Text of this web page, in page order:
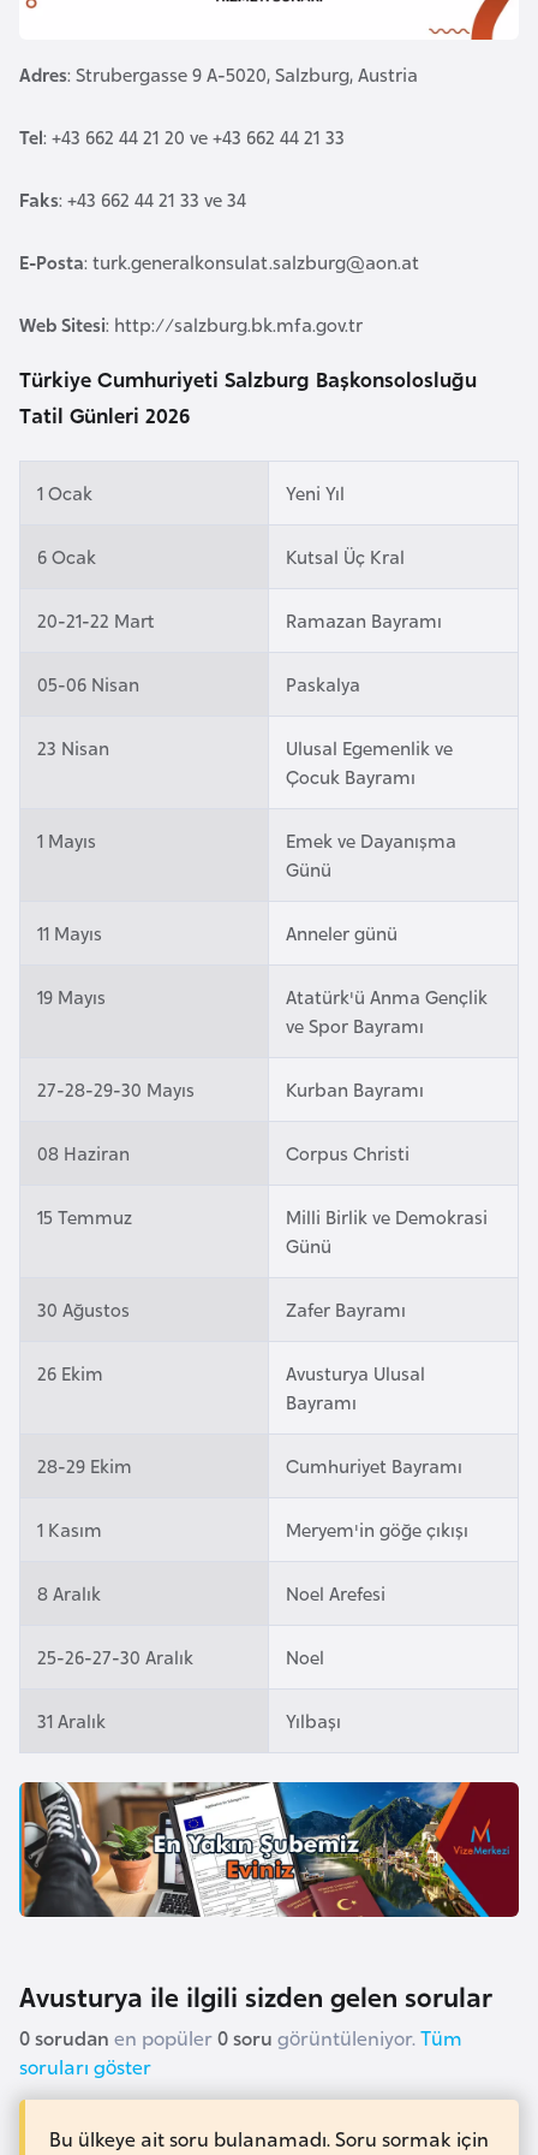
e
i
Adres: Strubergasse 9 A-5020, Salzburg, Austria
Tel: +43 662 44 21 20 ve +43 662 44 21 33
Faks: +43 662 44 21 33 ve 34
E-Posta: turk.generalkonsulat.salzburg@aon.at
Web Sitesi: http://salzburg.bk.mfa.gov.tr
Türkiye Cumhuriyeti Salzburg Başkonsolosluğu
Tatil Günleri 2026
1 Ocak Yeni Yıl
6 Ocak Kutsal Üç Kral
20-21-22 Mart Ramazan Bayramı
05-06 Nisan Paskalya
23 Nisan
Ulusal Egemenlik ve
Çocuk Bayramı
1 Mayıs
Emek ve Dayanışma
Günü
11 Mayıs Anneler günü
19 Mayıs
Atatürk'ü Anma Gençlik
ve Spor Bayramı
27-28-29-30 Mayıs Kurban Bayramı
08 Haziran Corpus Christi
15 Temmuz
Milli Birlik ve Demokrasi
Günü
30 Ağustos Zafer Bayramı
26 Ekim
Avusturya Ulusal
Bayramı
28-29 Ekim Cumhuriyet Bayramı
1 Kasım Meryem'in göğe çıkışı
8 Aralık Noel Arefesi
25-26-27-30 Aralık Noel
31 Aralık Yılbaşı
Avusturya ile ilgili sizden gelen sorular
0 sorudan en popüler0 soru görüntüleniyor.Tüm
soruları göster
Bu ülkeye ait soru bulanamadı. Soru sormak için
A
e
b
y
a
B
a
h
e
n
B
n
a
ş
B
a
u
e
ç
a
B
n
n
B
o
s
n
a
H
e
e
k
B
u